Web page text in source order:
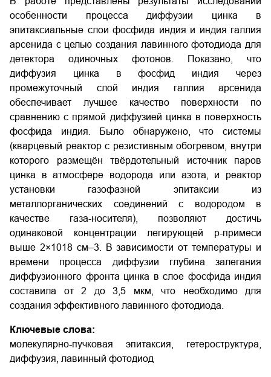
особенности процесса диффузии цинка в
эпитаксиальные слои фосфида индия и индия галлия
арсенида с целью создания лавинного фотодиода для
детектора одиночных фотонов. Показано, что
диффузия цинка в фосфид индия через
промежуточный слой индия галлия арсенида
обеспечивает лучшее качество поверхности по
сравнению с прямой диффузией цинка в поверхность
фосфида индия. Было обнаружено, что системы
(кварцевый реактор с резистивным обогревом, внутри
которого размещён твёрдотельный источник паров
цинка в атмосфере водорода или азота, и реактор
установки газофазной эпитаксии из
металлорганических соединений с водородом в
качестве газа-носителя), позволяют достичь
одинаковой концентрации легирующей p-примеси
выше 2×1018 см–3. В зависимости от температуры и
времени процесса диффузии глубина залегания
диффузионного фронта цинка в слое фосфида индия
составила от 2 до 3,5 мкм, что необходимо для
создания эффективного лавинного фотодиода.
Ключевые слова:
молекулярно-пучковая эпитаксия, гетероструктура,
диффузия, лавинный фотодиод